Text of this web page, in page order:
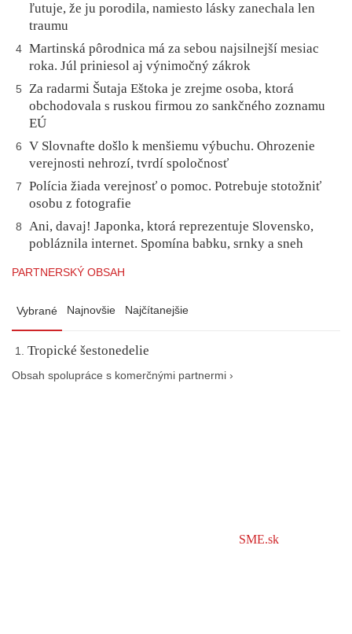
ľutuje, že ju porodila, namiesto lásky zanechala len
traumu
4 Martinská pôrodnica má za sebou najsilnejší mesiac
roka. Júl priniesol aj výnimočný zákrok
5
Za radarmi Šutaja Eštoka je zrejme osoba, ktorá
obchodovala s ruskou firmou zo sankčného zoznamu
EÚ
6
V Slovnafte došlo k menšiemu výbuchu. Ohrozenie
verejnosti nehrozí, tvrdí spoločnosť
7
Polícia žiada verejnosť o pomoc. Potrebuje stotožniť
osobu z fotografie
8
Ani, davaj! Japonka, ktorá reprezentuje Slovensko,
pobláznila internet. Spomína babku, srnky a sneh
PARTNERSKÝ OBSAH
Vybrané Najnovšie Najčítanejšie
Tropické šestonedelie
Obsah spolupráce s komerčnými partnermi ›
SME.sk